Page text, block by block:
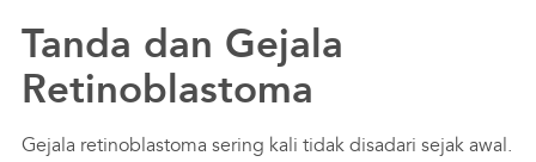
Tanda dan Gejala
Retinoblastoma
Gejala retinoblastoma sering kali tidak disadari sejak awal.